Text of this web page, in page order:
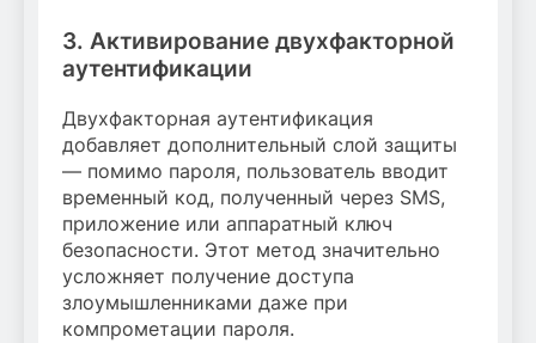
3. Активирование двухфакторной
аутентификации
Двухфакторная аутентификация
добавляет дополнительный слой защиты
— помимо пароля, пользователь вводит
временный код, полученный через SMS,
приложение или аппаратный ключ
безопасности. Этот метод значительно
усложняет получение доступа
злоумышленниками даже при
компрометации пароля.